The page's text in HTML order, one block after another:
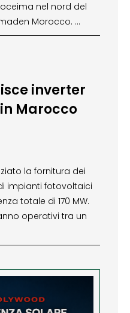
nel nord del
Morocco. …
inverter
in Marocco
la fornitura dei
impianti fotovoltaici
totale di 170 MW.
operativi tra un